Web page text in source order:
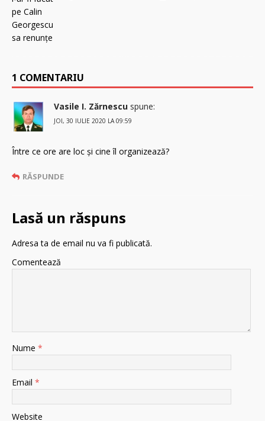
1 COMENTARIU
Vasile I. Zărnescu spune:
JOI, 30 IULIE 2020 LA 09:59
Între ce ore are loc și cine îl organizează?
RĂSPUNDE
Lasă un răspuns
Adresa ta de email nu va fi publicată.
Comentează
Nume *
Email *
Website